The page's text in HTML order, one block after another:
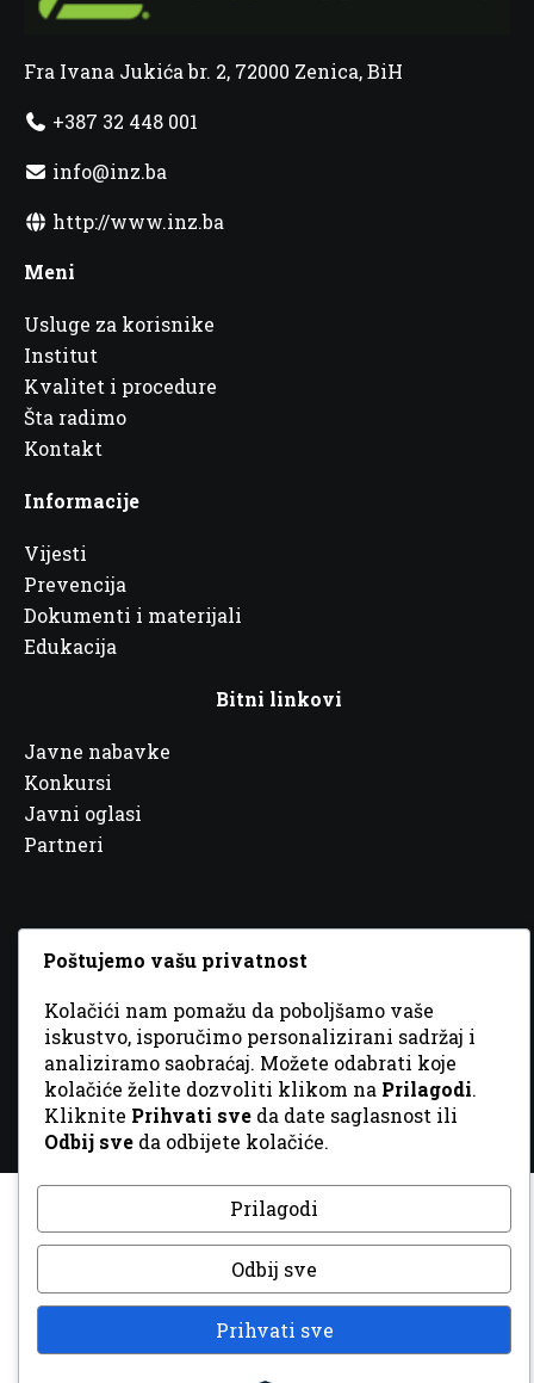
Fra Ivana Jukića br. 2, 72000 Zenica, BiH
+387 32 448 001
info@inz.ba
http://www.inz.ba
Meni
Usluge za korisnike
Institut
Kvalitet i procedure
Šta radimo
Kontakt
Informacije
Vijesti
Prevencija
Dokumenti i materijali
Edukacija
Bitni linkovi
Javne nabavke
Konkursi
Javni oglasi
Partneri
Poštujemo vašu privatnost
Kolačići nam pomažu da poboljšamo vaše
iskustvo, isporučimo personalizirani sadržaj i
analiziramo saobraćaj. Možete odabrati koje
kolačiće želite dozvoliti klikom na Prilagodi.
Kliknite Prihvati sve da date saglasnost ili
Odbij sve da odbijete kolačiće.
Prilagodi
Odbij sve
Prihvati sve